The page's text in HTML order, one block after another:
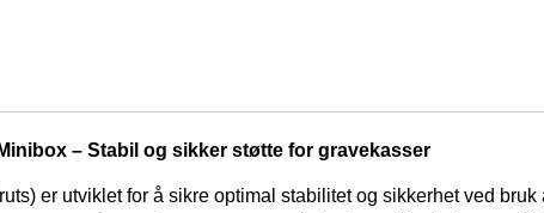
– Stabil og sikker støtte for gravekasser
er utviklet for å sikre optimal stabilitet og sikkerhet ved